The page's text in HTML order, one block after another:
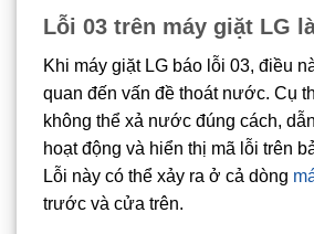
Lỗi 03 trên máy giặt LG
Khi máy giặt LG báo lỗi 03, điều
quan đến vấn đề thoát nước. Cụ
không thể xả nước đúng cách,
hoạt động và hiển thị mã lỗi trên
Lỗi này có thể xảy ra ở cả dòng
trước và cửa trên.